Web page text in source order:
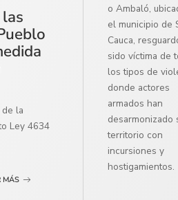
la
Ley 4634
MÁS
o Ambaló,
el municipio de
Cauca,
sido víctima de
los tipos de
donde actores
armados han
desarmonizado
territorio con
incursiones y
hostigamientos.